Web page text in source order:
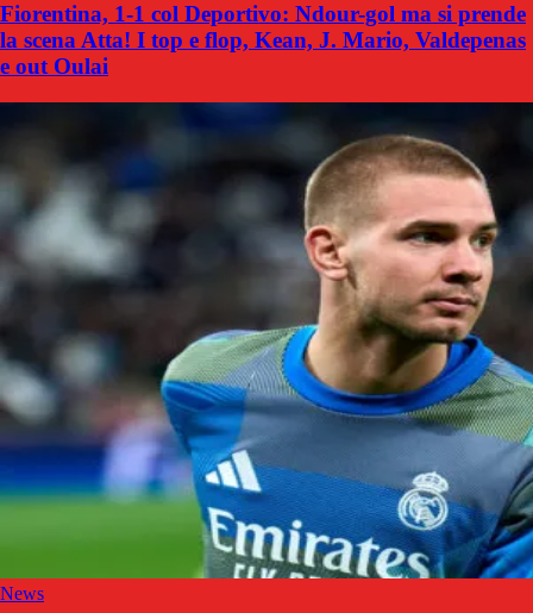
Fiorentina, 1-1 col Deportivo: Ndour-gol ma si prende
la scena Atta! I top e flop, Kean, J. Mario, Valdepenas
e out Oulai
News